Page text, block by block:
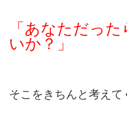
「あなただっ
いか？」
そこをきちんと考えて